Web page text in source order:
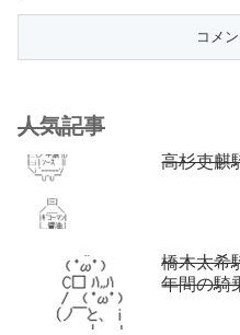
人気記事
高杉吏麒
橋木太希
年間の騎